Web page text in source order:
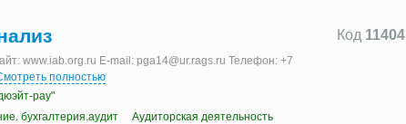
Код 11404
www.iab.org.ru E-mail: pga14@ur.rags.ru Телефон: +7
полностью
рау"
бухгалтерия.аудит Аудиторская деятельность